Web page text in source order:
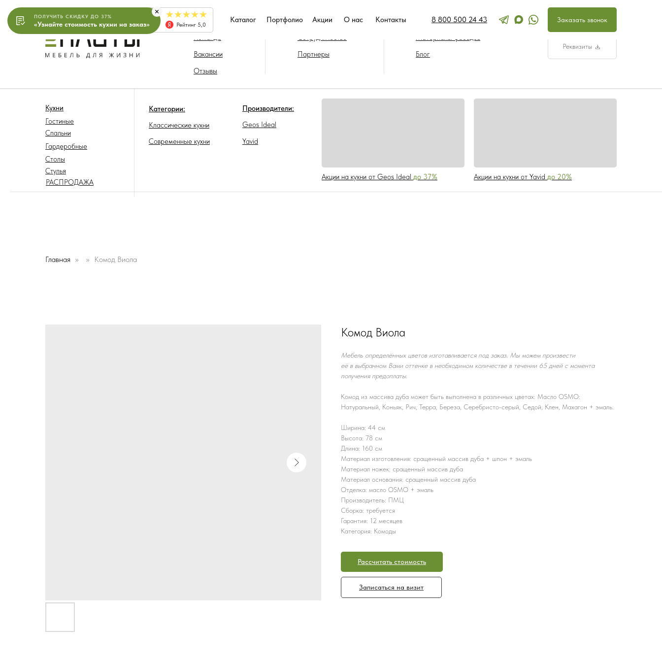
8 800 500 24 43
Рейтинг 5,0
салонов
Заказать звонок
Перезвоните мн
Каталог О нас
Акции
Портфолио Контакты
Команда
О компании
Покупателям
Сотрудничество
Партнеры
Материалы фасадов
Фурнитура и наполнение кухонь
Блог
Вакансии
Отзывы
Реквизиты
ОГРН 3329100124
Столы
Стулья
РАСПРОДАЖА
Гардеробные
Спальни
Гостиные
Кухни
Yavid
Geos Ideal
Современные кухни
Классические кухни
Акции на кухни от Yavid до 20%
Акции на кухни от Geos Ideal до 37%
Производители:
Категории:
Главная Комод Виола
Комод Виола
Мебель определённых цветов изготавливается под заказ. Мы можем произвести
её в выбранном Вами оттенке в необходимом количестве в течении 65 дней с момента
получения предоплаты.
Комод из массива дуба может быть выполнена в различных цветах: Масло OSMO:
Натуральный, Коньяк, Рич, Терра, Береза, Серебристо-серый, Седой, Клен, Махагон + эмаль.
Ширина: 44 см
Высота: 78 см
Длина: 160 см
Материал изготовления: сращенный массив дуба + шпон + эмаль
Материал ножек: сращенный массив дуба
Материал основания: сращенный массив дуба
Отделка: масло OSMO + эмаль
Производитель: ПМЦ
Сборка: требуется
Гарантия: 12 месяцев
Категория: Комоды
Рассчитать стоимость
Записаться на визит
ПОЛУЧИТЬ СКИДКУ ДО 37%
«Узнайте стоимость кухни на заказ»